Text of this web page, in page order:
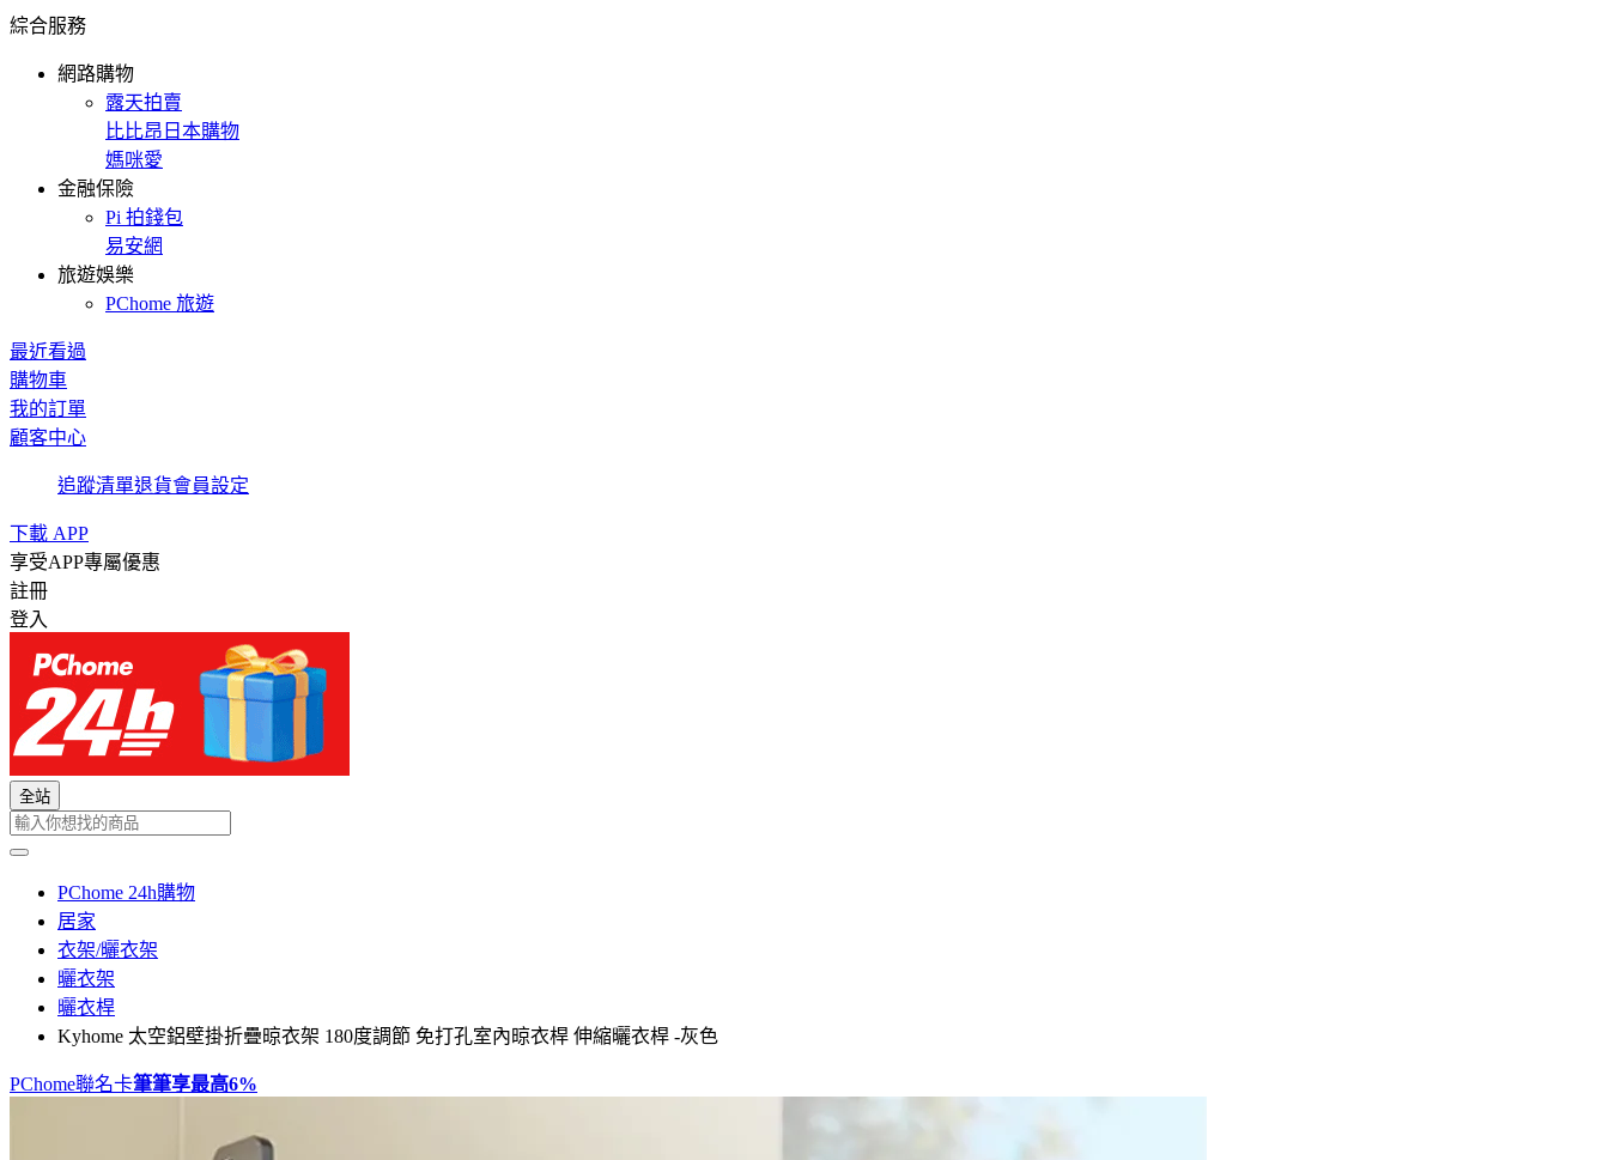
綜合服務
網路購物
露天拍賣
比比昂日本購物
媽咪愛
金融保險
Pi 拍錢包
易安網
旅遊娛樂
PChome 旅遊
最近看過
購物車
我的訂單
顧客中心
追蹤清單退貨會員設定
下載 APP
享受APP專屬優惠
註冊
登入
全站
PChome 24h購物
居家
衣架/曬衣架
曬衣架
曬衣桿
Kyhome 太空鋁壁掛折疊晾衣架 180度調節 免打孔室內晾衣桿 伸縮曬衣桿 -灰色
PChome聯名卡筆筆享最高6%